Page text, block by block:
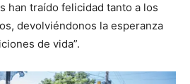
han traído felicidad tanto a los
devolviéndonos la esperanza
de vida”.